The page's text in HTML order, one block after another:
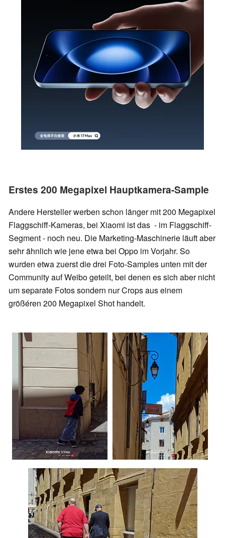
Erstes 200 Megapixel Hauptkamera-Sample
Andere Hersteller werben schon länger mit 200 Megapixel
Flaggschiff-Kameras, bei Xiaomi ist das - im Flaggschiff-
Segment - noch neu. Die Marketing-Maschinerie läuft aber
sehr ähnlich wie jene etwa bei Oppo im Vorjahr. So
wurden etwa zuerst die drei Foto-Samples unten mit der
Community auf Weibo geteilt, bei denen es sich aber nicht
um separate Fotos sondern nur Crops aus einem
größéren 200 Megapixel Shot handelt.